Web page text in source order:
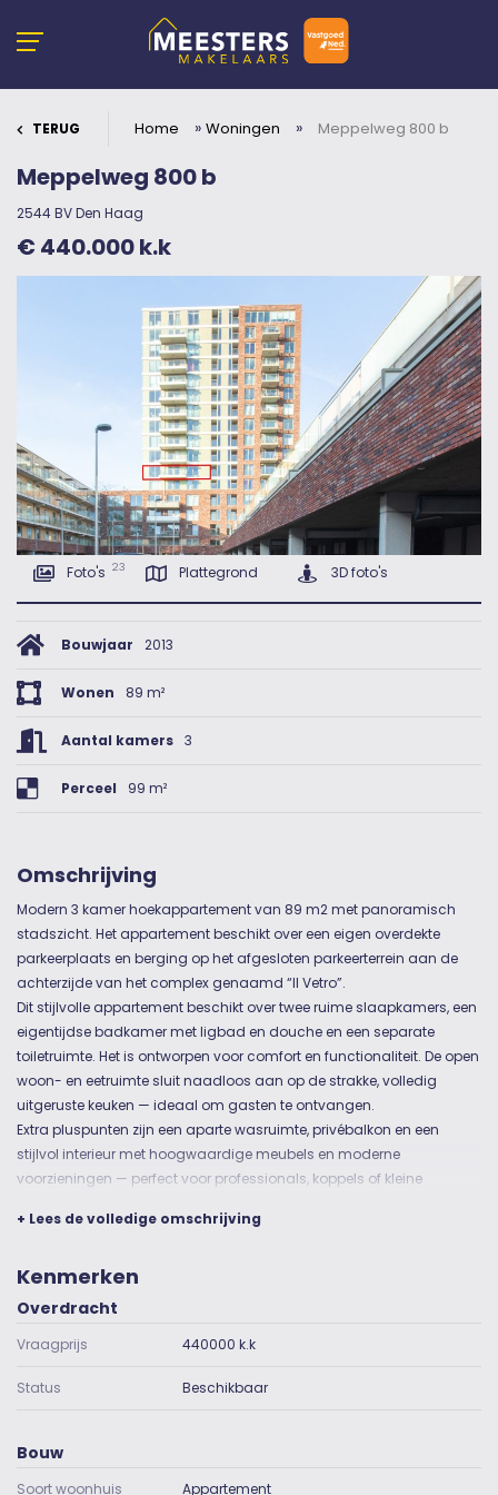
TERUG Home » Woningen » Meppelweg 800 b
Meppelweg 800 b
2544 BV Den Haag
€ 440.000 k.k
Foto's 23 Plattegrond 3D foto's
Bouwjaar 2013
Wonen 89 m²
Aantal kamers 3
Perceel 99 m²
Omschrijving
Modern 3 kamer hoekappartement van 89 m2 met panoramisch
stadszicht. Het appartement beschikt over een eigen overdekte
parkeerplaats en berging op het afgesloten parkeerterrein aan de
achterzijde van het complex genaamd “Il Vetro”.
Dit stijlvolle appartement beschikt over twee ruime slaapkamers, een
eigentijdse badkamer met ligbad en douche en een separate
toiletruimte. Het is ontworpen voor comfort en functionaliteit. De open
woon- en eetruimte sluit naadloos aan op de strakke, volledig
uitgeruste keuken — ideaal om gasten te ontvangen.
Extra pluspunten zijn een aparte wasruimte, privébalkon en een
stijlvol interieur met hoogwaardige meubels en moderne
voorzieningen — perfect voor professionals, koppels of kleine
TOP redenen voor het kopen van dit appartement:
2.) Eigen overdekte parkeerplaats op een afgesloten parkeerterrein.
3.) Voorzien van luxe materialen, zoals vloerverwarming en
4.) Keuken beschikt over luxe inbouwapparatuur (combi-oven,
kwaliteitsmerk Siemens.
6.) Balkon van maar liefst 9m2 op het zonnige zuiden.
+ Lees de volledige omschrijving
Kenmerken
Overdracht
Vraagprijs 440000 k.k
Status Beschikbaar
Bouw
Soort woonhuis Appartement